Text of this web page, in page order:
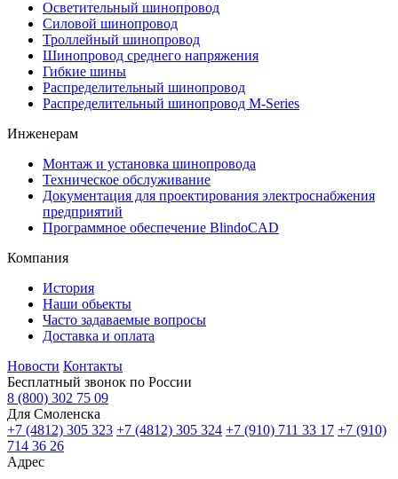
Осветительный шинопровод
Силовой шинопровод
Троллейный шинопровод
Шинопровод среднего напряжения
Гибкие шины
Распределительный шинопровод
Распределительный шинопровод M-Series
Инженерам
Монтаж и установка шинопровода
Техническое обслуживание
Документация для проектирования электроснабжения
предприятий
Программное обеспечение BlindoCAD
Компания
История
Наши обьекты
Часто задаваемые вопросы
Доставка и оплата
Новости Контакты
Бесплатный звонок по России
8 (800) 302 75 09
Для Смоленска
+7 (4812) 305 323 +7 (4812) 305 324 +7 (910) 711 33 17 +7 (910)
714 36 26
Адрес